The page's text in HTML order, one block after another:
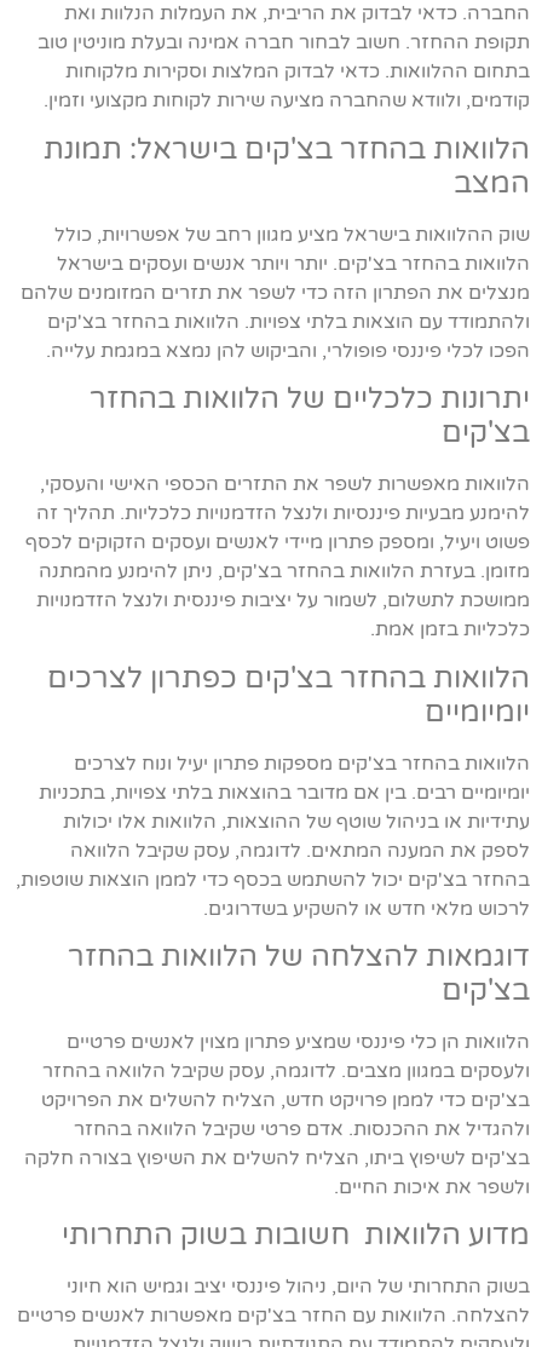
החברה. כדאי לבדוק את הריבית, את העמלות הנלוות ואת
תקופת ההחזר. חשוב לבחור חברה אמינה ובעלת מוניטין טוב
בתחום ההלוואות. כדאי לבדוק המלצות וסקירות מלקוחות
קודמים, ולוודא שהחברה מציעה שירות לקוחות מקצועי וזמין.
הלוואות בהחזר בצ'קים בישראל: תמונת
המצב
שוק ההלוואות בישראל מציע מגוון רחב של אפשרויות, כולל
הלוואות בהחזר בצ'קים. יותר ויותר אנשים ועסקים בישראל
מנצלים את הפתרון הזה כדי לשפר את תזרים המזומנים שלהם
ולהתמודד עם הוצאות בלתי צפויות. הלוואות בהחזר בצ'קים
הפכו לכלי פיננסי פופולרי, והביקוש להן נמצא במגמת עלייה.
יתרונות כלכליים של הלוואות בהחזר
בצ'קים
הלוואות מאפשרות לשפר את התזרים הכספי האישי והעסקי,
להימנע מבעיות פיננסיות ולנצל הזדמנויות כלכליות. תהליך זה
פשוט ויעיל, ומספק פתרון מיידי לאנשים ועסקים הזקוקים לכסף
מזומן. בעזרת הלוואות בהחזר בצ'קים, ניתן להימנע מהמתנה
ממושכת לתשלום, לשמור על יציבות פיננסית ולנצל הזדמנויות
כלכליות בזמן אמת.
הלוואות בהחזר בצ'קים כפתרון לצרכים
יומיומיים
הלוואות בהחזר בצ'קים מספקות פתרון יעיל ונוח לצרכים
יומיומיים רבים. בין אם מדובר בהוצאות בלתי צפויות, בתכניות
עתידיות או בניהול שוטף של ההוצאות, הלוואות אלו יכולות
לספק את המענה המתאים. לדוגמה, עסק שקיבל הלוואה
בהחזר בצ'קים יכול להשתמש בכסף כדי לממן הוצאות שוטפות,
לרכוש מלאי חדש או להשקיע בשדרוגים.
דוגמאות להצלחה של הלוואות בהחזר
בצ'קים
הלוואות הן כלי פיננסי שמציע פתרון מצוין לאנשים פרטיים
ולעסקים במגוון מצבים. לדוגמה, עסק שקיבל הלוואה בהחזר
בצ'קים כדי לממן פרויקט חדש, הצליח להשלים את הפרויקט
ולהגדיל את ההכנסות. אדם פרטי שקיבל הלוואה בהחזר
בצ'קים לשיפוץ ביתו, הצליח להשלים את השיפוץ בצורה חלקה
ולשפר את איכות החיים.
מדוע הלוואות חשובות בשוק התחרותי
בשוק התחרותי של היום, ניהול פיננסי יציב וגמיש הוא חיוני
להצלחה. הלוואות עם החזר בצ'קים מאפשרות לאנשים פרטיים